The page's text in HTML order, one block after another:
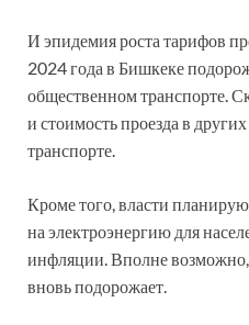
И эпидемия роста тарифов
2024 года в Бишкеке
общественном транспорте.
и стоимость проезда в
транспорте.
Кроме того, власти
на электроэнергию для
инфляции. Вполне
вновь подорожает.